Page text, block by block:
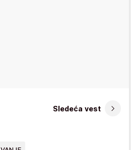
Sledeća vest